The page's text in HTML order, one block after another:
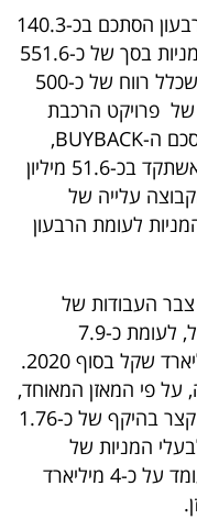
ברבעון הסתכם בכ-140.3
מיליון שקל, לעומת רווח נקי לבעלי המניות בסך של כ-551.6
מיליון שקל ברבעון המקביל אשתקד, שכלל רווח של כ-500
של פרויקט הרכבת
ה-BUYBACK
,
הסתכם הרווח הנקי ברבעון המקביל אשתקד בכ-51.6 מיליון
עלייה של
המניות לעומת הרבעון
צבר העבודות של
הקבוצה עומד על כ-8.3 מיליארד שקל, לעומת כ-7.9
מיליארד שקל בסוף 2021 וכ-6.5 מיליארד שקל בסוף 2020.
על פי המאזן המאוחד,
מזומנים, שווי מזומנים והשקעות לזמן קצר בהיקף של כ-1.76
המניות של
הקבוצה, נכון ליום 31 במרץ 2022, עומד על כ-4 מיליארד